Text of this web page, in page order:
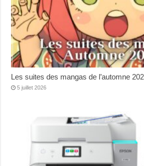
Les suites des mangas de l’automne
5 juillet 2026